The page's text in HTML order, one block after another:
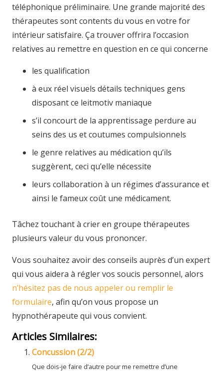
téléphonique préliminaire. Une grande majorité des
thérapeutes sont contents du vous en votre for
intérieur satisfaire. Ça trouver offrira l’occasion
relatives au remettre en question en ce qui concerne
les qualification
à eux réel visuels détails techniques gens
disposant ce leitmotiv maniaque
s’il concourt de la apprentissage perdure au
seins des us et coutumes compulsionnels
le genre relatives au médication qu’ils
suggèrent, ceci qu’elle nécessite
leurs collaboration à un régimes d’assurance et
ainsi le fameux coût une médicament.
Tâchez touchant à crier en groupe thérapeutes
plusieurs valeur du vous prononcer.
Vous souhaitez avoir des conseils auprès d’un expert
qui vous aidera à régler vos soucis personnel, alors
n’hésitez pas de nous appeler ou remplir le
formulaire, afin qu’on vous propose un
hypnothérapeute qui vous convient.
Articles Similaires:
Concussion (2/2)
Que dois-je faire d’autre pour me remettre d’une